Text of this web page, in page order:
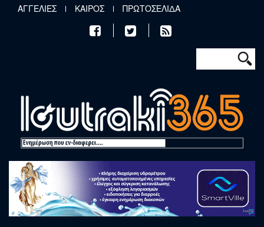
Παράκαμψη προς το κυρίως περιεχόμενο
ΑΓΓΕΛΙΕΣ ΚΑΙΡΟΣ ΠΡΩΤΟΣΕΛΙΔΑ
Φόρμα
Αναζήτηση